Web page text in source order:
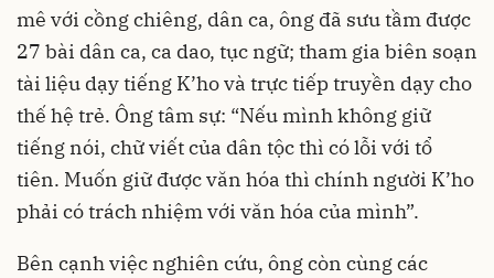
mê với cồng chiêng, dân ca, ông đã sưu tầm được
27 bài dân ca, ca dao, tục ngữ; tham gia biên soạn
tài liệu dạy tiếng K’ho và trực tiếp truyền dạy cho
thế hệ trẻ. Ông tâm sự: “Nếu mình không giữ
tiếng nói, chữ viết của dân tộc thì có lỗi với tổ
tiên. Muốn giữ được văn hóa thì chính người K’ho
phải có trách nhiệm với văn hóa của mình”.
Bên cạnh việc nghiên cứu, ông còn cùng các